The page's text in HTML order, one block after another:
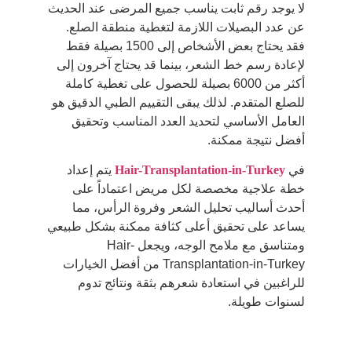
لا يوجد رقم ثابت يناسب جميع المرضى عند الحديث
عن عدد البصيلات اللازمة لتغطية منطقة الصلع.
فقد يحتاج بعض الأشخاص إلى 1500 بصيلة فقط
لإعادة رسم خط الشعر، بينما قد يحتاج آخرون إلى
أكثر من 6000 بصيلة للحصول على تغطية كاملة
للصلع المتقدم. لذلك يبقى التقييم الطبي الدقيق هو
العامل الأساسي لتحديد العدد المناسب وتحقيق
أفضل نتيجة ممكنة.
في Hair-Transplantation-in-Turkey يتم إعداد
خطة علاجية مخصصة لكل مريض اعتماداً على
أحدث أساليب تحليل الشعر وفروة الرأس، مما
يساعد على تحقيق أعلى كثافة ممكنة بشكل طبيعي
ومتناسق مع ملامح الوجه، ويجعل Hair-
Transplantation-in-Turkey من أفضل الخيارات
للراغبين في استعادة شعرهم بثقة ونتائج تدوم
لسنوات طويلة.